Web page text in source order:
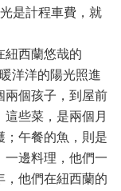
是計程車費，就
紐西蘭悠哉的
洋洋的陽光照進
兩個孩子，到屋前
些菜，是兩個月
；午餐的魚，則是
一邊料理，他們一
，他們在紐西蘭的